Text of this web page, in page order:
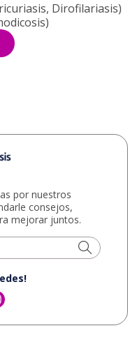
Dirofilariasis)
por nuestros
consejos,
mejorar juntos.